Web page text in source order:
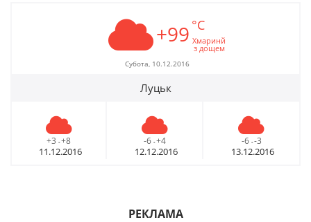
+99 °C
Хмаринй
з дощем
Субота, 10.12.2016
Луцьк
+3 - +8
11.12.2016
-6 - +4
12.12.2016
-6 - -3
13.12.2016
РЕКЛАМА